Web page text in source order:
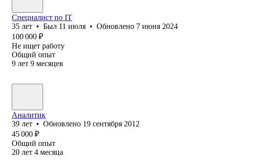
Специалист по IT
35 лет • Был 11 июля • Обновлено 7 июня 2024
100 000 ₽
Не ищет работу
Общий опыт
9 лет 9 месяцев
Аналитик
39 лет • Обновлено 19 сентября 2012
45 000 ₽
Общий опыт
20 лет 4 месяца